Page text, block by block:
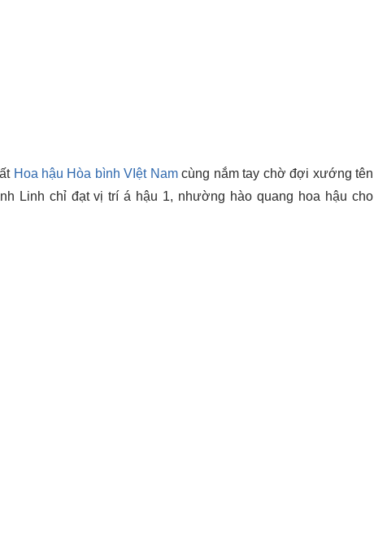
Hoa hậu Hòa bình VIệt Namcùng nắm tay chờ đợi xướng tên
Linh chỉ đạt vị trí á hậu 1, nhường hào quang hoa hậu cho